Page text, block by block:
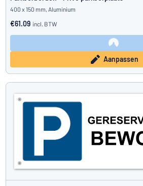
400 x 150 mm, Aluminium
€61.09 incl. BTW
Aanpassen